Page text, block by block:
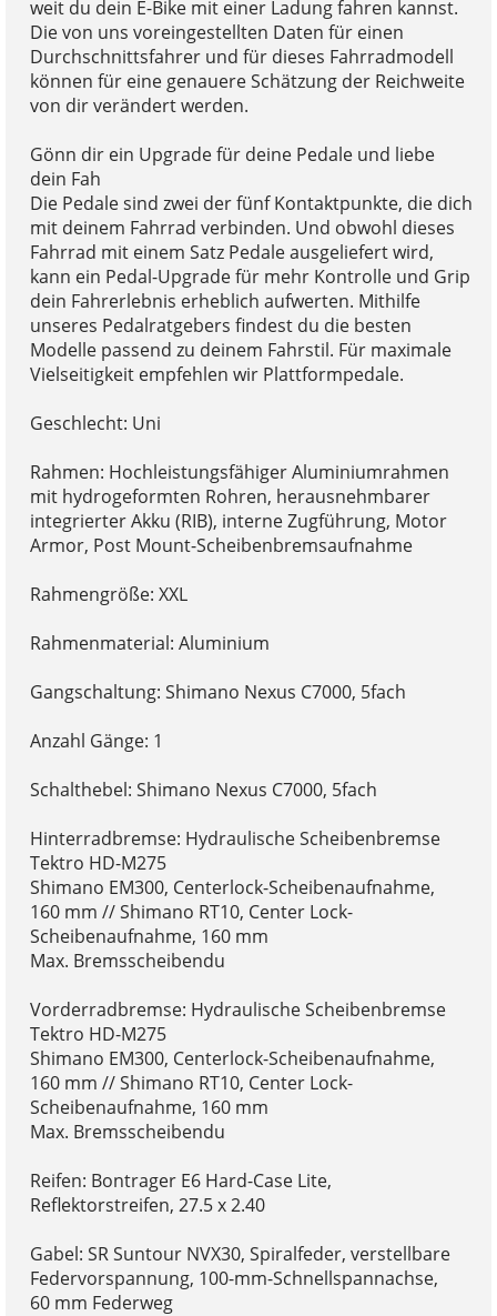
weit du dein E-Bike mit einer Ladung fahren kannst.
Die von uns voreingestellten Daten für einen
Durchschnittsfahrer und für dieses Fahrradmodell
können für eine genauere Schätzung der Reichweite
von dir verändert werden.
Gönn dir ein Upgrade für deine Pedale und liebe
dein Fah
Die Pedale sind zwei der fünf Kontaktpunkte, die dich
mit deinem Fahrrad verbinden. Und obwohl dieses
Fahrrad mit einem Satz Pedale ausgeliefert wird,
kann ein Pedal-Upgrade für mehr Kontrolle und Grip
dein Fahrerlebnis erheblich aufwerten. Mithilfe
unseres Pedalratgebers findest du die besten
Modelle passend zu deinem Fahrstil. Für maximale
Vielseitigkeit empfehlen wir Plattformpedale.
Geschlecht: Uni
Rahmen: Hochleistungsfähiger Aluminiumrahmen
mit hydrogeformten Rohren, herausnehmbarer
integrierter Akku (RIB), interne Zugführung, Motor
Armor, Post Mount-Scheibenbremsaufnahme
Rahmengröße: XXL
Rahmenmaterial: Aluminium
Gangschaltung: Shimano Nexus C7000, 5fach
Anzahl Gänge: 1
Schalthebel: Shimano Nexus C7000, 5fach
Hinterradbremse: Hydraulische Scheibenbremse
Tektro HD-M275
Shimano EM300, Centerlock-Scheibenaufnahme,
160 mm // Shimano RT10, Center Lock-
Scheibenaufnahme, 160 mm
Max. Bremsscheibendu
Vorderradbremse: Hydraulische Scheibenbremse
Tektro HD-M275
Shimano EM300, Centerlock-Scheibenaufnahme,
160 mm // Shimano RT10, Center Lock-
Scheibenaufnahme, 160 mm
Max. Bremsscheibendu
Reifen: Bontrager E6 Hard-Case Lite,
Reflektorstreifen, 27.5 x 2.40
Gabel: SR Suntour NVX30, Spiralfeder, verstellbare
Federvorspannung, 100-mm-Schnellspannachse,
60 mm Federweg